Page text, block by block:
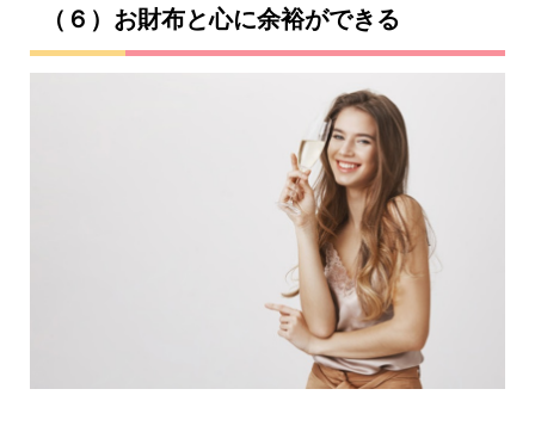
（６）お財布と心に余裕ができる